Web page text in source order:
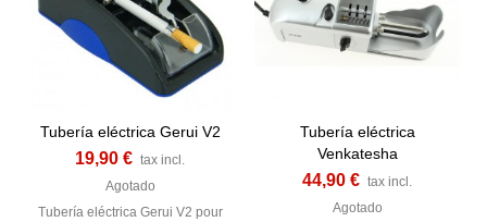
Tubería eléctrica Gerui V2
19,90 € tax incl.
Agotado
Tubería eléctrica Gerui V2 pour
Tubería eléctrica
Venkatesha
44,90 € tax incl.
Agotado